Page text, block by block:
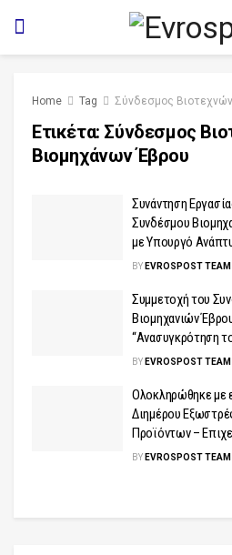
Home Tag Σύνδεσμος
Ετικέτα:Σύνδεσμος
Βιομηχάνων Έβρου
Συνάντηση
Συνδέσμου
με Υπουργό
BY EVROSPOST TEAM
Συμμετοχή του
Βιομηχανιών
“Ανασυγκρότηση
BY EVROSPOST TEAM
Ολοκληρώθηκε με
Διημέρου
Προϊόντων –
BY EVROSPOST TEAM